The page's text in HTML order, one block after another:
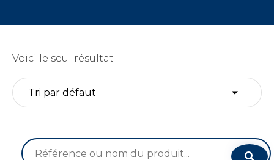
Voici le seul résultat
Recherche
pour :